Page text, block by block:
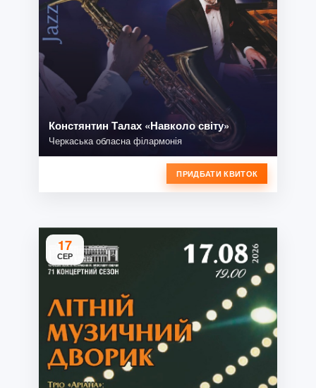
Констянтин Талах «Навколо світу»
Черкаська обласна філармонія
ПРИДБАТИ КВИТОК
17
СЕР